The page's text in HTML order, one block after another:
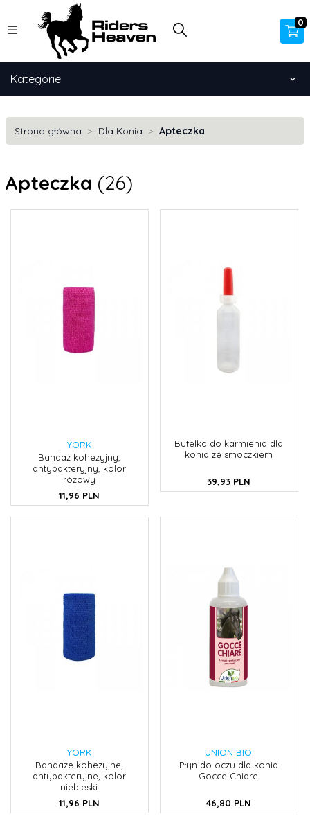
0
Kategorie
Strona główna Dla Konia Apteczka
Apteczka (26)
YORK
Bandaż kohezyjny,
antybakteryjny, kolor
różowy
11,96 PLN
Butelka do karmienia dla
konia ze smoczkiem
39,93 PLN
YORK
Bandaże kohezyjne,
antybakteryjne, kolor
niebieski
11,96 PLN
UNION BIO
Płyn do oczu dla konia
Gocce Chiare
46,80 PLN